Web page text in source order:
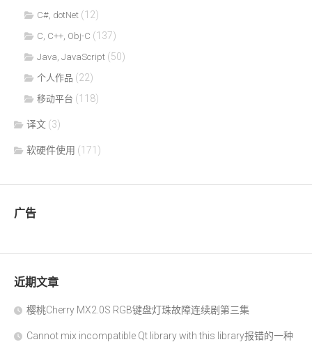
C#, dotNet (12)
C, C++, Obj-C (137)
Java, JavaScript (50)
个人作品 (22)
移动平台 (118)
译文 (3)
软硬件使用 (171)
广告
近期文章
樱桃Cherry MX2.0S RGB键盘灯珠故障连续剧第三集
Cannot mix incompatible Qt library with this library报错的一种